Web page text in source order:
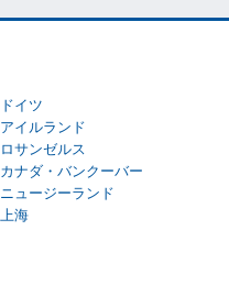
ドイツ
アイルランド
ロサンゼルス
カナダ・バンクーバー
ニュージーランド
上海